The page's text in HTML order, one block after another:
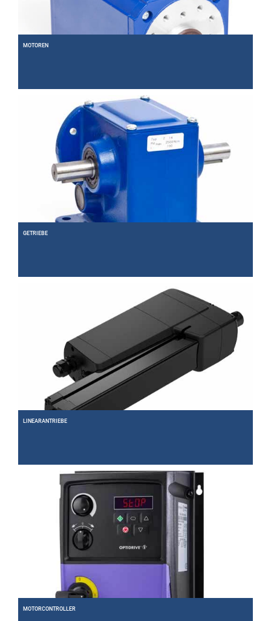
MOTOREN
Entdecken Sie unser umfangreiches Programm an Elektromotoren.
GETRIEBE
Drehzahl runter, Kraft rauf. Unsere Getriebe bilden mit den Motoren eine perfekte
Weiter
LINEARANTRIEBE
Mechanische oder lineare Direktantriebe. Wir liefern passende Lösungen.
MOTORCONTROLLER